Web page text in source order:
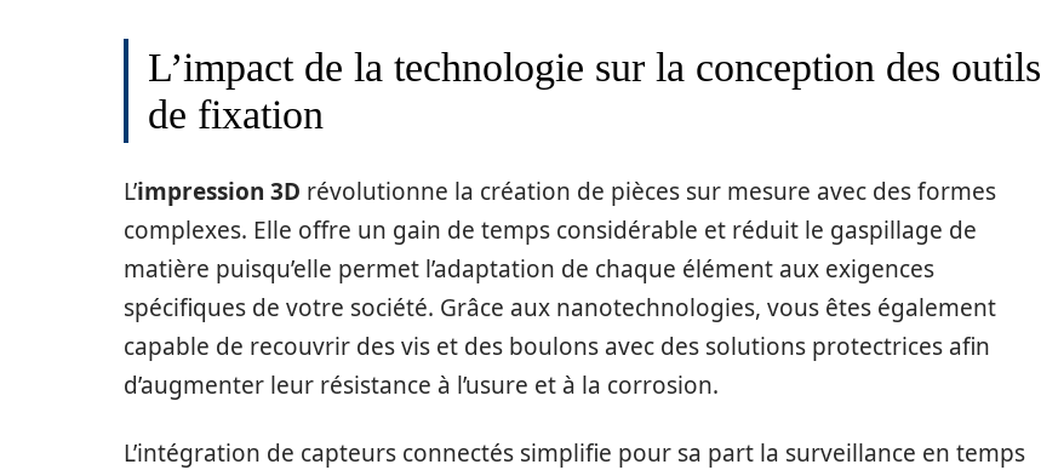
L’impact de la technologie sur la conception des outils
de fixation
L’impression 3D révolutionne la création de pièces sur mesure avec des formes
complexes. Elle offre un gain de temps considérable et réduit le gaspillage de
matière puisqu’elle permet l’adaptation de chaque élément aux exigences
spécifiques de votre société. Grâce aux nanotechnologies, vous êtes également
capable de recouvrir des vis et des boulons avec des solutions protectrices afin
d’augmenter leur résistance à l’usure et à la corrosion.
L’intégration de capteurs connectés simplifie pour sa part la surveillance en temps